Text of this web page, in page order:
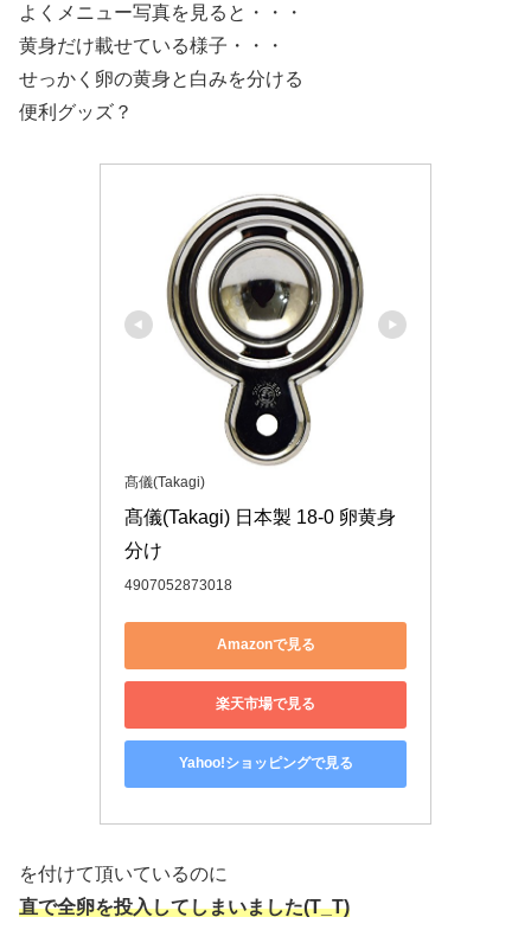
よくメニュー写真を見ると・・・
黄身だけ載せている様子・・・
せっかく卵の黄身と白みを分ける
便利グッズ？
髙儀(Takagi)
髙儀(Takagi) 日本製 18-0 卵黄身
分け
4907052873018
Amazonで見る
楽天市場で見る
Yahoo!ショッピングで見る
を付けて頂いているのに
直で全卵を投入してしまいました(T_T)